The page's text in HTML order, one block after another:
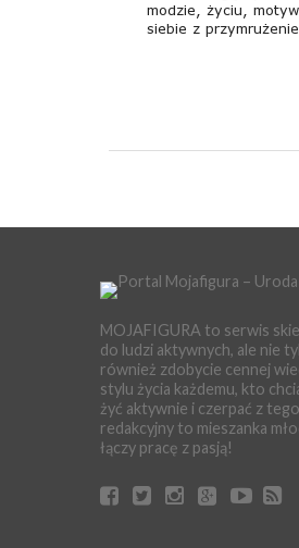
modzie, życiu,
siebie z
MOJAFIGURA to serwis
do ludzi aktywnych, ale nie
również zdobycie cennej
stylu życia każdemu, kto
żyć aktywnie i czerpać z
redakcyjny to mieszanka
łączy pracę z pasją!